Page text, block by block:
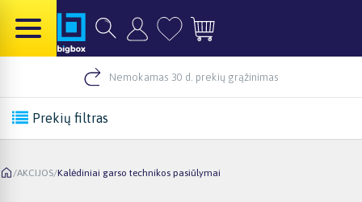
Nemokamas 30 d. prekių grąžinimas
Prekių filtras
/AKCIJOS/Kalėdiniai garso technikos pasiūlymai